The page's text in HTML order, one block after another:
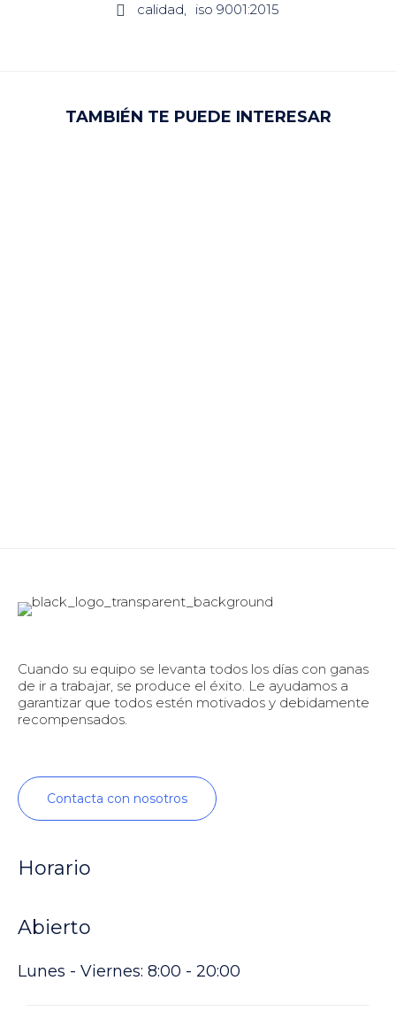
 calidad iso 9001:2015
TAMBIÉN TE PUEDE INTERESAR
Cuando su equipo se levanta todos los días con ganas
de ir a trabajar, se produce el éxito. Le ayudamos a
garantizar que todos estén motivados y debidamente
recompensados.
Contacta con nosotros
Horario
Abierto
Lunes - Viernes: 8:00 - 20:00